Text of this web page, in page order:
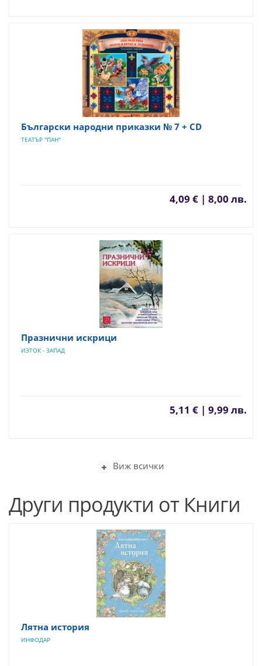
Български народни приказки № 7 + CD
ТЕАТЪР "ПАН"
4,09 € | 8,00 лв.
Празнични искрици
ИЗТОК - ЗАПАД
5,11 € | 9,99 лв.
Виж всички
Други продукти от Книги
Лятна история
ИНФОДАР